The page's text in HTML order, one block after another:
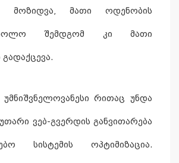
მოზიდვა, მათი ოდენობის
შემდგომ კი მათი
რითაც უნდა
ვებ-გვერდის განვითარება
სისტემის ოპტიმიზაცია.